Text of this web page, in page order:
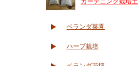
ベランダ菜園
ハーブ栽培